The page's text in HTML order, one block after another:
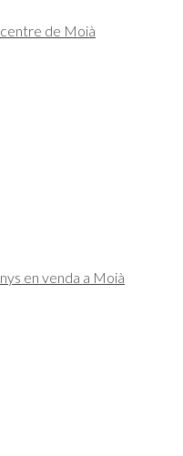
de Moià
en venda a Moià